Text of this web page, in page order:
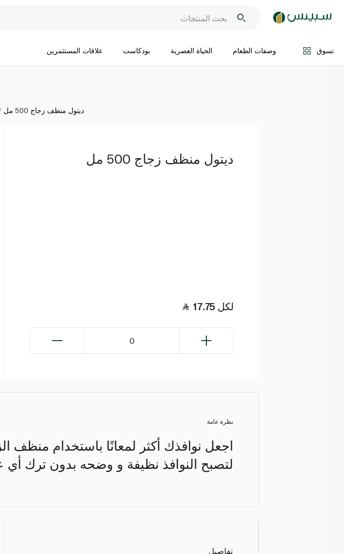
تسوق وصفات الطعام الحياة العصرية بودكاست علاقات المستثمرين
اضف الى السلة
ديتول منظف زجاج 500 مل
ديتول منظف زجاج 500 مل
17.75 لكل
0
نظرة عامة
اجعل نوافذك أكثر لمعانًا باستخدام منظف
لتصبح النوافذ نظيفة و وضحه بدون ترك أي
تفاصيل